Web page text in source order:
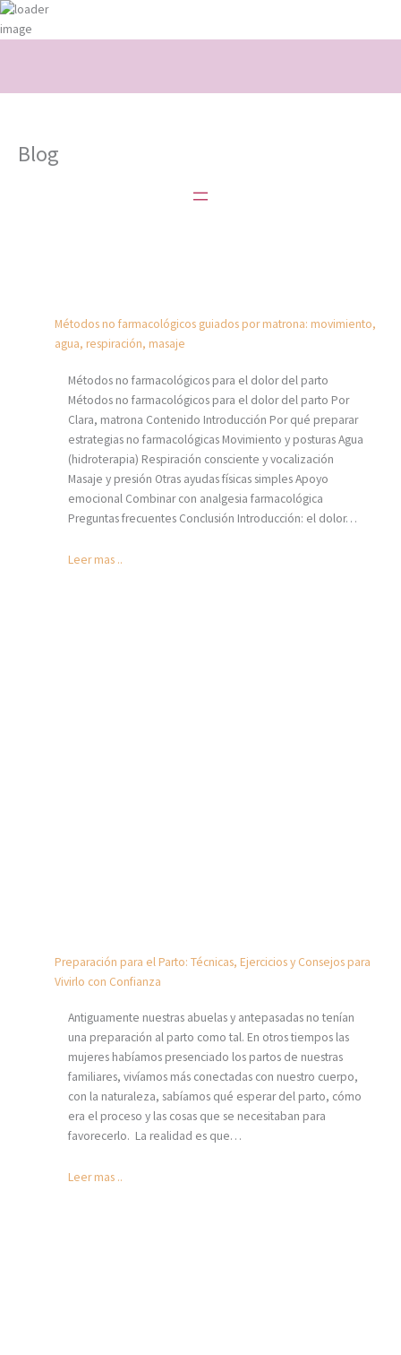
Ir
al
Blog
Métodos no farmacológicos guiados por matrona: movimiento,
agua, respiración, masaje
Métodos no farmacológicos para el dolor del parto
Métodos no farmacológicos para el dolor del parto Por
Clara, matrona Contenido Introducción Por qué preparar
estrategias no farmacológicas Movimiento y posturas Agua
(hidroterapia) Respiración consciente y vocalización
Masaje y presión Otras ayudas físicas simples Apoyo
emocional Combinar con analgesia farmacológica
Preguntas frecuentes Conclusión Introducción: el dolor…
Leer mas ..
Preparación para el Parto: Técnicas, Ejercicios y Consejos para
Vivirlo con Confianza
Antiguamente nuestras abuelas y antepasadas no tenían
una preparación al parto como tal. En otros tiempos las
mujeres habíamos presenciado los partos de nuestras
familiares, vivíamos más conectadas con nuestro cuerpo,
con la naturaleza, sabíamos qué esperar del parto, cómo
era el proceso y las cosas que se necesitaban para
favorecerlo. La realidad es que…
Leer mas ..